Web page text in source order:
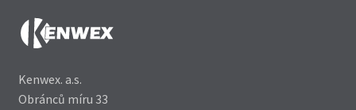
Kenwex. a.s.
Obránců míru 33